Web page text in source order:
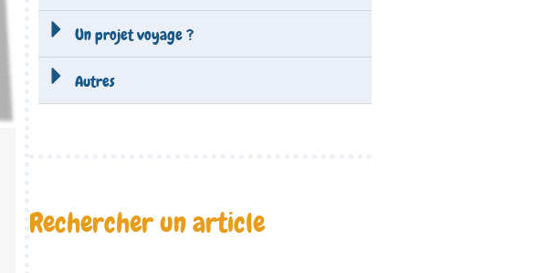
Un projet voyage ?
Autres
Rechercher un article